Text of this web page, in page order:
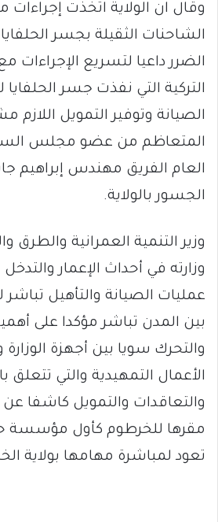
وقال ان الولاية اتخذت إجراءات
الشاحنات الثقيلة بجسر
الضرر داعيا لتسريع الإجراءات
التركية التي نفذت جسر
الصيانة وتوفير التمويل اللازم
المتعاظم من عضو مجلس
العام الفريق مهندس إبراهيم
الجسور بالولاية.
وزير التنمية العمرانية والطرق
وزارته في أحداث الإعمار
عمليات الصيانة والتأهيل
بين المدن تباشر مؤكدا على
والتحرك سويا بين أجهزة الوزارة
الأعمال التمهيدية والتي تتعلق
والتعاقدات والتمويل كاشفا عن
مقرها للخرطوم كأول مؤسسة
تعود لمباشرة مهامها بولاية